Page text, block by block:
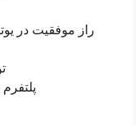
راز موفقیت در